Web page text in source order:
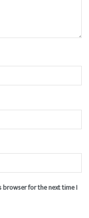
browser for the next time I